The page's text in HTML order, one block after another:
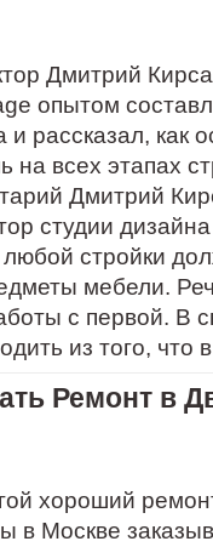
Дмитрий
опытом
и рассказал, как
на всех этапах
Дмитрий
студии
стройки
мебели.
с первой. В
из того,
Ремонт в
хороший
в Москве